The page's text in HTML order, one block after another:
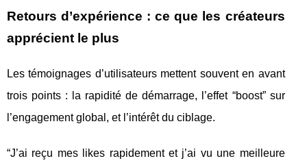
Retours d’expérience : ce que les créateurs
apprécient le plus
Les témoignages d’utilisateurs mettent souvent en avant
trois points : la rapidité de démarrage, l’effet “boost” sur
l’engagement global, et l’intérêt du ciblage.
“J’ai reçu mes likes rapidement et j’ai vu une meilleure